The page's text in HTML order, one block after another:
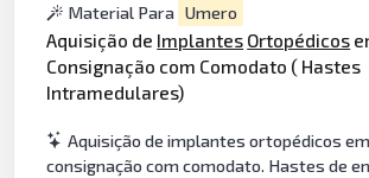
Material Para Umero
Aquisição de Implantes Ortopédicos
Consignação com Comodato ( Hastes
Intramedulares)
Aquisição de implantes ortopédicos
consignação com comodato. Hastes de